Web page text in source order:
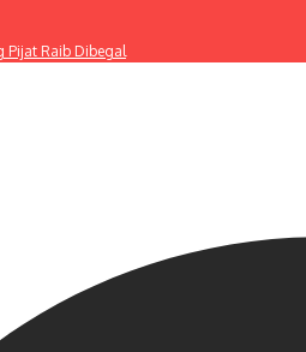
Pijat Raib Dibegal